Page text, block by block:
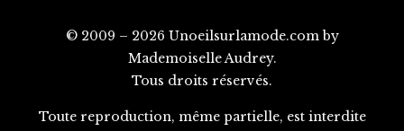
© 2009 – 2026 Unoeilsurlamode.com by
Mademoiselle Audrey.
Tous droits réservés.
Toute reproduction, même partielle, est interdite